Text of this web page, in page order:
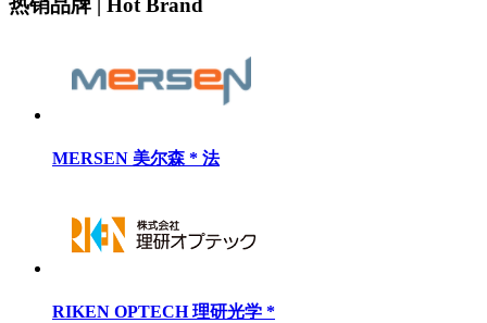
热销品牌 | Hot Brand
MERSEN 美尔森 * 法
RIKEN OPTECH 理研光学 *